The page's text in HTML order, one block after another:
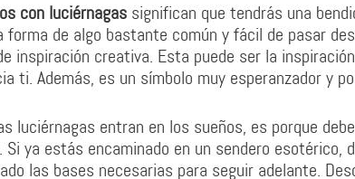
con luciérnagas significan que tendrás una
forma de algo bastante común y fácil de pasar
inspiración creativa. Esta puede ser la
ti. Además, es un símbolo muy esperanzador y
luciérnagas entran en los sueños, es porque
Si ya estás encaminado en un sendero
las bases necesarias para seguir adelante.